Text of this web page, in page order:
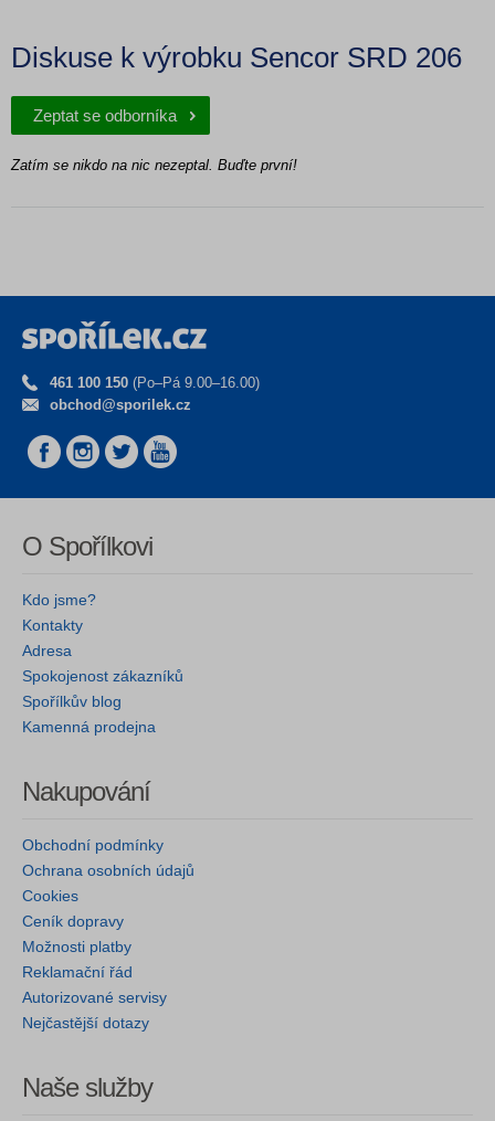
Diskuse k výrobku Sencor SRD 206
Zeptat se odborníka
Zatím se nikdo na nic nezeptal. Buďte první!
461 100 150 (Po–Pá 9.00–16.00)
obchod@sporilek.cz
O Spořílkovi
Kdo jsme?
Kontakty
Adresa
Spokojenost zákazníků
Spořílkův blog
Kamenná prodejna
Nakupování
Obchodní podmínky
Ochrana osobních údajů
Cookies
Ceník dopravy
Možnosti platby
Reklamační řád
Autorizované servisy
Nejčastější dotazy
Naše služby